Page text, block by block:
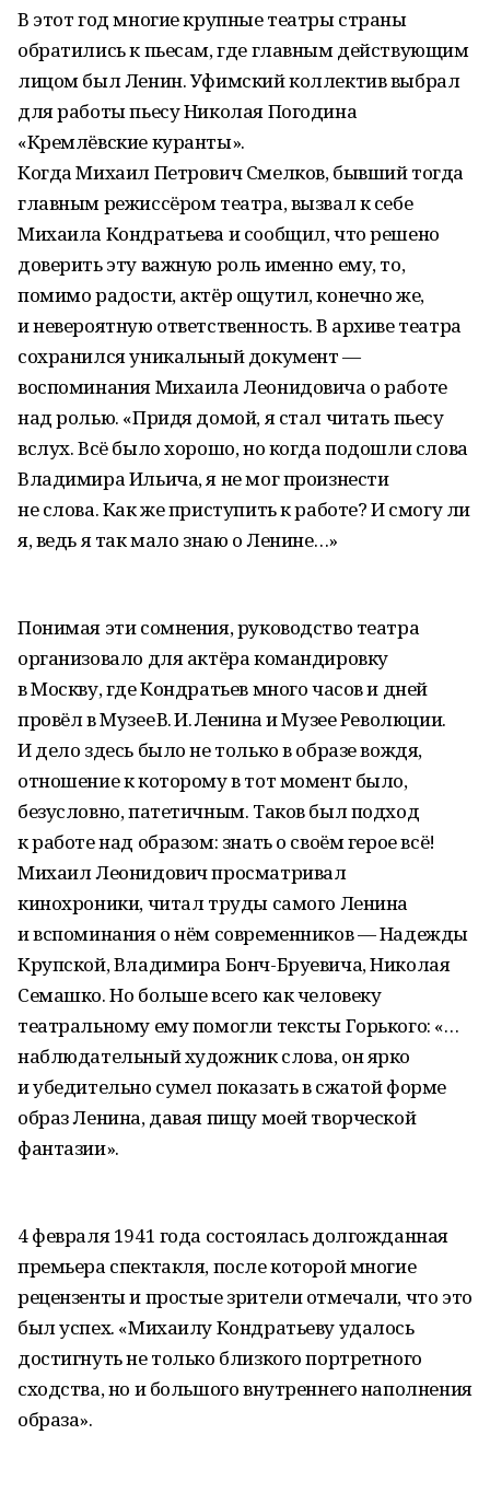
В этот год многие крупные театры страны
обратились к пьесам, где главным действующим
лицом был Ленин. Уфимский коллектив выбрал
для работы пьесу Николая Погодина
«Кремлёвские куранты».
Когда Михаил Петрович Смелков, бывший тогда
главным режиссёром театра, вызвал к себе
Михаила Кондратьева и сообщил, что решено
доверить эту важную роль именно ему, то,
помимо радости, актёр ощутил, конечно же,
и невероятную ответственность. В архиве театра
сохранился уникальный документ —
воспоминания Михаила Леонидовича о работе
над ролью. «Придя домой, я стал читать пьесу
вслух. Всё было хорошо, но когда подошли слова
Владимира Ильича, я не мог произнести
не слова. Как же приступить к работе? И смогу ли
я, ведь я так мало знаю о Ленине…»
Понимая эти сомнения, руководство театра
организовало для актёра командировку
в Москву, где Кондратьев много часов и дней
провёл в Музее В. И. Ленина и Музее Революции.
И дело здесь было не только в образе вождя,
отношение к которому в тот момент было,
безусловно, патетичным. Таков был подход
к работе над образом: знать о своём герое всё!
Михаил Леонидович просматривал
кинохроники, читал труды самого Ленина
и вспоминания о нём современников — Надежды
Крупской, Владимира Бонч-Бруевича, Николая
Семашко. Но больше всего как человеку
театральному ему помогли тексты Горького: «…
наблюдательный художник слова, он ярко
и убедительно сумел показать в сжатой форме
образ Ленина, давая пищу моей творческой
фантазии».
4 февраля 1941 года состоялась долгожданная
премьера спектакля, после которой многие
рецензенты и простые зрители отмечали, что это
был успех. «Михаилу Кондратьеву удалось
достигнуть не только близкого портретного
сходства, но и большого внутреннего наполнения
образа».